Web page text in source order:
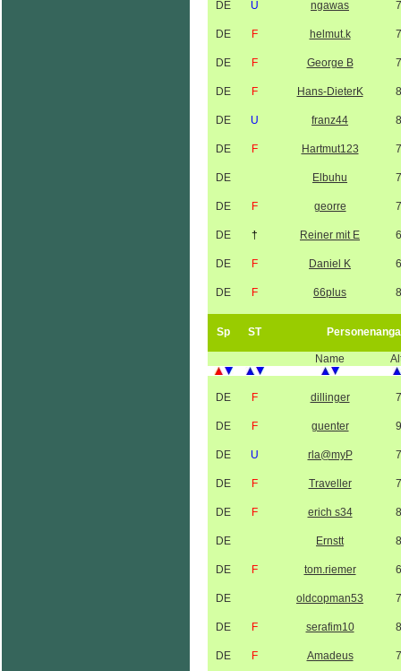
DE U ngawas
DE F helmut.k
DE F George B
DE F Hans-DieterK
DE U franz44
DE F Hartmut123
DE Elbuhu
DE F georre
DE † Reiner mit E
DE F Daniel K
DE F 66plus
Sp ST
Name
DE F dillinger
DE F guenter
DE U rla@myP
DE F Traveller
DE F erich s34
DE Ernstt
DE F tom.riemer
DE oldcopman53
DE F serafim10
DE F Amadeus